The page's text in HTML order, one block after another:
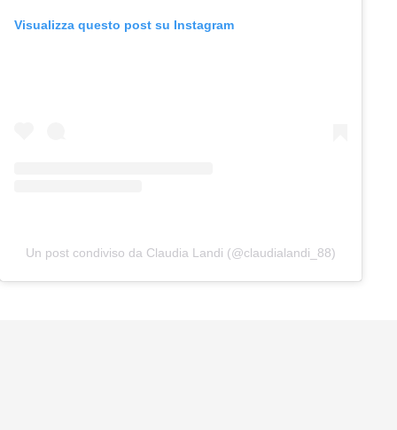
Visualizza questo post su Instagram
Un post condiviso da Claudia Landi (@claudialandi_88)